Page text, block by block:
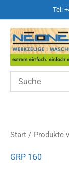
Tel:
Start / Produkte
GRP 160